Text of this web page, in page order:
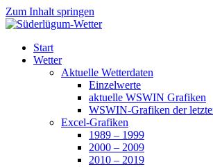
Zum Inhalt springen
Süderlügum-Wetter
Start
Wetter
Aktuelle Wetterdaten
Einzelwerte
aktuelle WSWIN Grafiken
WSWIN-Grafiken der
Excel-Grafiken
1989 – 1999
2000 – 2009
2010 – 2019